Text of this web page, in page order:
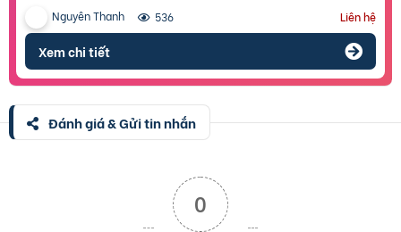
Nguyên Thanh 536 Liên hệ
Xem chi tiết
Đánh giá & Gửi tin nhắn
0